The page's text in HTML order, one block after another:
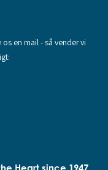
en mail - så vender vi